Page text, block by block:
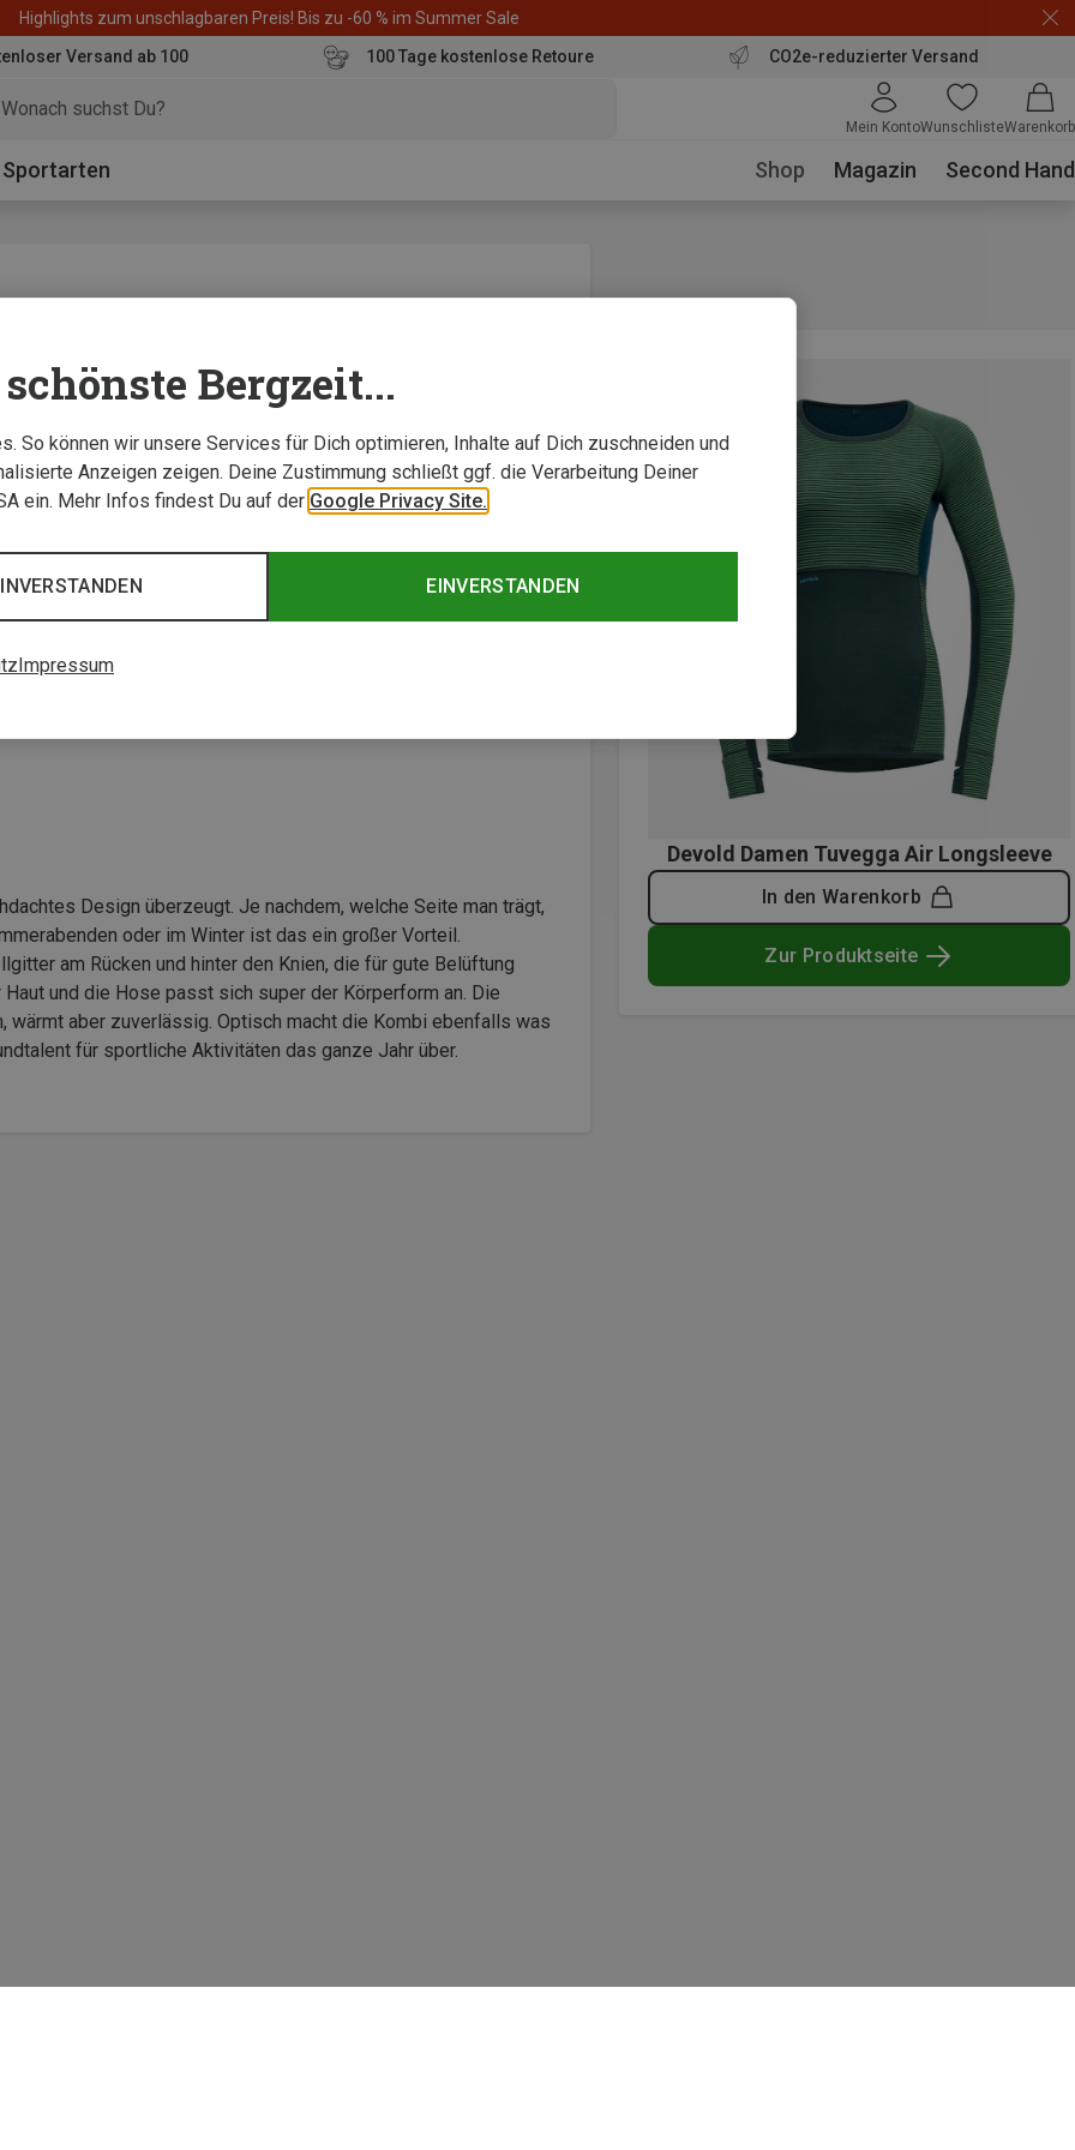
Highlights zum unschlagbaren Preis! Bis zu -60 % im Summer Sale
Versand ab 100
100 Tage kostenlose Retoure CO2e-reduzierter Versand
Mein KontoWunschlisteWarenkorb
Sportarten Shop Magazin Second Hand
weich auf der Haut“
Design überzeugt. Je nachdem, welche Seite man trägt,
oder im Winter ist das ein großer Vorteil.
am Rücken und hinter den Knien, die für gute Belüftung
und die Hose passt sich super der Körperform an. Die
wärmt aber zuverlässig. Optisch macht die Kombi ebenfalls was
für sportliche Aktivitäten das ganze Jahr über.
Devold Damen Tuvegga Air Longsleeve
In den Warenkorb
Zur Produktseite
Bergzeit...
So können wir unsere Services für Dich optimieren, Inhalte auf Dich zuschneiden und
Anzeigen zeigen. Deine Zustimmung schließt ggf. die Verarbeitung Deiner
ein. Mehr Infos findest Du auf der Google Privacy Site.
EINVERSTANDEN
Impressum